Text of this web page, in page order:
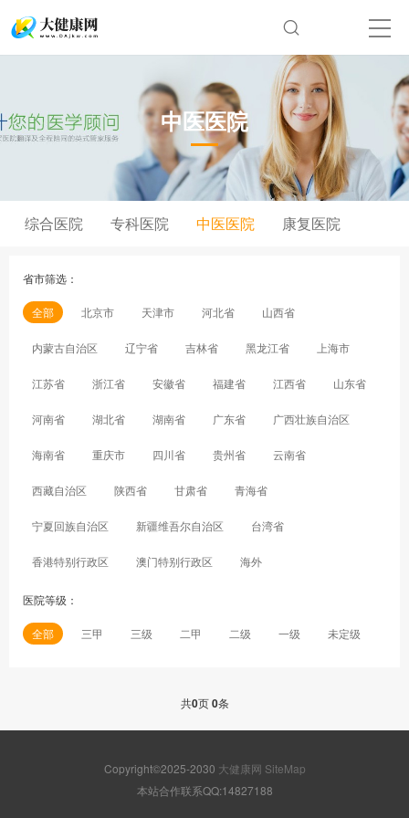
中医医院
综合医院 专科医院 中医医院 康复医院
省市筛选：
全部 北京市 天津市 河北省 山西省
内蒙古自治区 辽宁省 吉林省 黑龙江省 上海市
江苏省 浙江省 安徽省 福建省 江西省 山东省
河南省 湖北省 湖南省 广东省 广西壮族自治区
海南省 重庆市 四川省 贵州省 云南省
西藏自治区 陕西省 甘肃省 青海省
宁夏回族自治区 新疆维吾尔自治区 台湾省
香港特别行政区 澳门特别行政区 海外
医院等级：
全部 三甲 三级 二甲 二级 一级 未定级
共0页0条
Copyright©2025-2030 大健康网 SiteMap
本站合作联系QQ:14827188